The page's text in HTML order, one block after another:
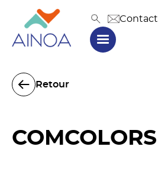
Contact
Retour
COMCOLORS